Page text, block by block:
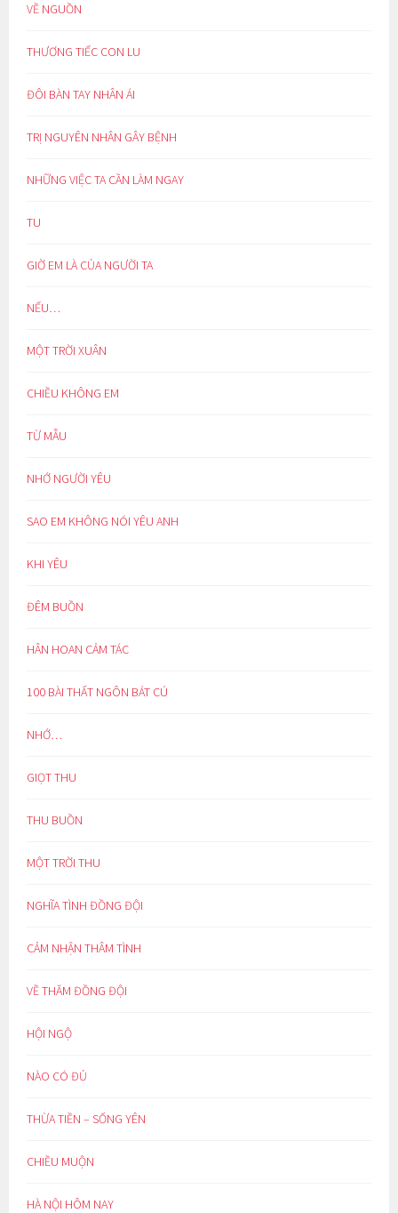
VỀ NGUỒN
THƯƠNG TIẾC CON LU
ĐÔI BÀN TAY NHÂN ÁI
TRỊ NGUYÊN NHÂN GÂY BỆNH
NHỮNG VIỆC TA CẦN LÀM NGAY
TU
GIỜ EM LÀ CỦA NGƯỜI TA
NẾU…
MỘT TRỜI XUÂN
CHIỀU KHÔNG EM
TỪ MẪU
NHỚ NGƯỜI YÊU
SAO EM KHÔNG NÓI YÊU ANH
KHI YÊU
ĐÊM BUỒN
HÂN HOAN CẢM TÁC
100 BÀI THẤT NGÔN BÁT CÚ
NHỚ…
GIỌT THU
THU BUỒN
MỘT TRỜI THU
NGHĨA TÌNH ĐỒNG ĐỘI
CẢM NHẬN THÂM TÌNH
VỀ THĂM ĐỒNG ĐỘI
HỘI NGỘ
NÀO CÓ ĐỦ
THỪA TIỀN – SỐNG YÊN
CHIỀU MUỘN
HÀ NỘI HÔM NAY